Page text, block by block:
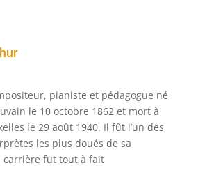
pianiste et pédagogue né
le 10 octobre 1862 et mort à
le 29 août 1940. Il fût l’un des
les plus doués de sa
carrière fut tout à fait